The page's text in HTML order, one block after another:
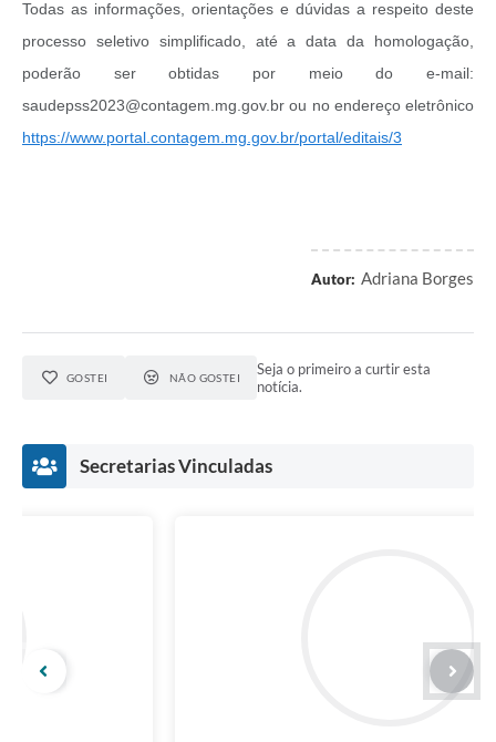
Todas as informações, orientações e dúvidas a respeito deste
processo seletivo simplificado, até a data da homologação,
poderão ser obtidas por meio do e-mail:
saudepss2023@contagem.mg.gov.br ou no endereço eletrônico
https://www.portal.contagem.mg.gov.br/portal/editais/3
Autor: Adriana Borges
GOSTEI NÃO GOSTEI
Seja o primeiro a curtir esta
notícia.
Secretarias Vinculadas